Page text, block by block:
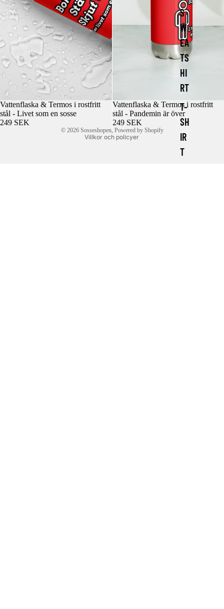
S
W
EA
TS
HI
RT
T-
SH
IR
T
Vattenflaska & Termos i rostfritt
stål - Livet som en sosse
249 SEK
Vattenflaska & Termos i rostfritt
stål - Pandemin är över
249 SEK
© 2026 Sosseshopen, Powered by Shopify
Villkor och policyer